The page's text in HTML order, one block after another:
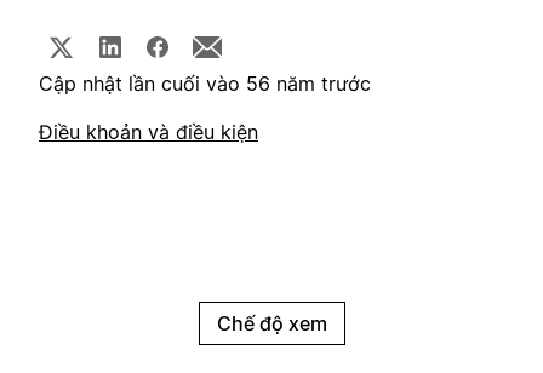
Cập nhật lần cuối vào 56 năm trước
Điều khoản và điều kiện
Chế độ xem